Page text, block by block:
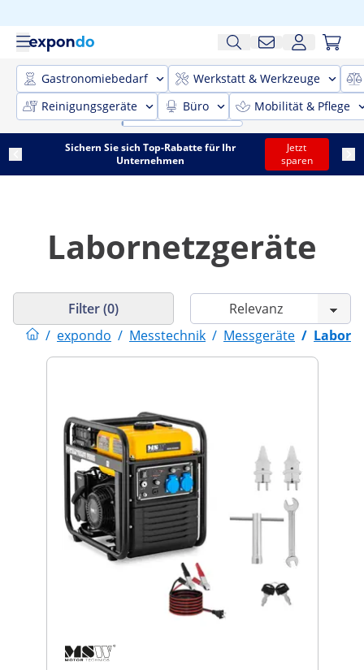
Gastronomiebedarf
Werkstatt & Werkzeuge
Reinigungsgeräte
Büro Mobilität & Pflege
Sichern Sie sich Top-Rabatte für Ihr
Unternehmen
Jetzt
sparen
Labornetzgeräte
/ expondo / Messtechnik / Messgeräte /
Filter (0)